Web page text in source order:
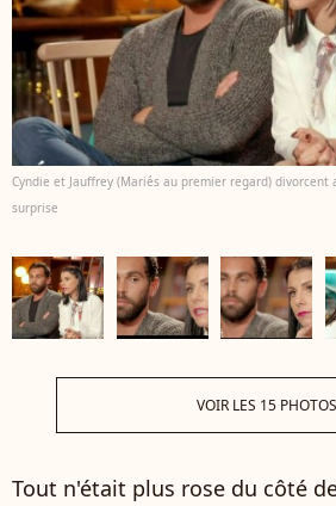
Cyndie et Jauffrey (Mariés au premier regard)
surprise
VOIR LES 15 PHOTOS
Tout n'était plus rose du côté